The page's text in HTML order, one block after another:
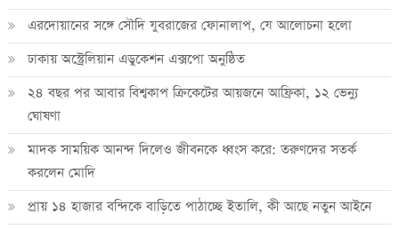
এরদোয়ানের সঙ্গে সৌদি যুবরাজের ফোনালাপ, যে আলোচনা হলো
ঢাকায় অস্ট্রেলিয়ান এডুকেশন এক্সপো অনুষ্ঠিত
২৪ বছর পর আবার বিশ্বকাপ ক্রিকে‌টের আয়জনে আফ্রিকা, ১২ ভেন্যু
ঘোষণা
মাদক সাময়িক আনন্দ দিলেও জীবনকে ধ্বংস করে: তরুণদের সতর্ক
করলেন মোদি
প্রায় ১৪ হাজার বন্দিকে বাড়িতে পাঠাচ্ছে ইতালি, কী আছে নতুন আইনে